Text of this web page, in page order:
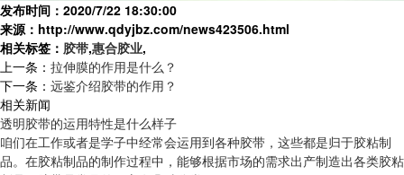
发布时间：2020/7/22 18:30:00
来源：http://www.qdyjbz.com/news423506.html
相关标签： 胶带,惠合胶业,
上一条： 拉伸膜的作用是什么？
下一条： 远鉴介绍胶带的作用？
相关新闻
透明胶带的运用特性是什么样子
咱们在工作或者是学子中经常会运用到各种胶带，这些都是归于胶粘制
品。在胶粘制品的制作过程中，能够根据市场的需求出产制造出各类胶粘